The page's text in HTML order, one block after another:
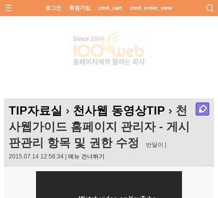
로그인 회원가입 cmd_cart cmd_order_view
TIP자료실 › 천사웹 동영상TIP › 천
사웹가이드 홈페이지 관리자 - 게시
판관리 항목 및 권한 수정
반달이 |
2015.07.14 12:56:34 | 메뉴 건너뛰기